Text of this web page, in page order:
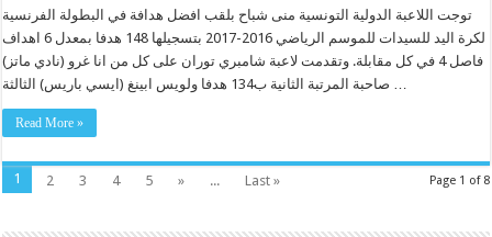
توجت اللاعبة الدولية التونسية منى شباح بلقب افضل هدافة في البطولة الفرنسية
لكرة اليد للسيدات للموسم الرياضي 2016-2017 بتسجيلها 148 هدفا بمعدل 6 اهداف
فاصل 4 في كل مقابلة. وتقدمت لاعبة شامبري توران على كل من انا غرو (نادي ماتز)
صاحبة المرتبة الثانية ب134 هدفا ولويس ابينغ (ايسي باريس) الثالثة …
Read More »
Page 1 of 8
1 2 3 4 5 » ... Last »